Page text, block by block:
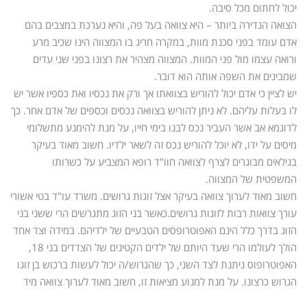
יכול לחתום מכל סיבה.
הצואה הנדירה ביותר – היא צוואה בעל פה, והיא נערכת במצבים בהם
אדם עומד בפני סכנת מוות, במקרה חריג בו המצווה הינו שכיב מרע
ורואה עצמו מול פני המוות. המצווה מצהיר את רצונו בפני שני עדים
שמבינים את השפה אותה הוא דובר.
יש לציין כי אדם יכול להוריש בצוואתו אך ורק את נכסיו ואת כספיו אשר יש
לו בעלות עליהם. לא ניתן להוריש בצוואה נכסים וכספים של אדם אחר. כך
לדוגמא אב אשר העביר נכס לבנו בימי חייו, על מנת להימנע מתשלומי
מיסים על ידו, לא יוכל להוריש נכס זה לשאר ילדיו. חשוב מאוד בעיקר
בגילאים מבוגרים לצרף לצוואה חוו"ד רופא המצביע על כשרותו
המשפטית של המצווה.
חשוב מאוד לערוך צוואה בעיקר אצל זוגות גרושים. משרד עו"ד בטי אשורי
עורך צוואות רבות לזוגות גרושים.כאשר בני הזוג מתגרשים הרי ששני בני
הזוג בדרך כלל הינם האפוטרופסים הטבעיים של ילדיהם. במידה וצד אחד
הולך לעולמו הרי שעד היותם של ילדים הקטינים של הצדדים בני 18,
האפוטרופוס ניתנת לצד השני, כך שהגרוש/ה יכול לעשות ברכוש בן זוגו
הגרוש כרצונו. על מנת למנוע מציאות זו, חשוב מאוד לערוך צוואה מיד